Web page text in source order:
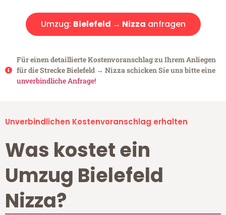
Umzug: Bielefeld → Nizza anfragen
Für einen detaillierte Kostenvoranschlag zu Ihrem Anliegen
für die Strecke Bielefeld → Nizza schicken Sie uns bitte eine
unverbindliche Anfrage!
Unverbindlichen Kostenvoranschlag erhalten
Was kostet ein
Umzug Bielefeld
Nizza?